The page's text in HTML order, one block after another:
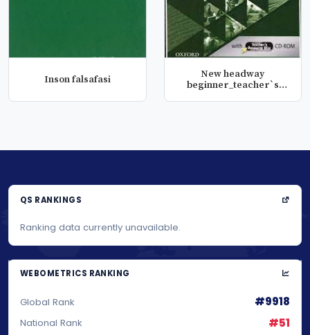
Inson falsafasi
New headway
beginner_teacher`s
QS RANKINGS
Ranking data currently unavailable.
WEBOMETRICS RANKING
Global Rank #9918
National Rank #51